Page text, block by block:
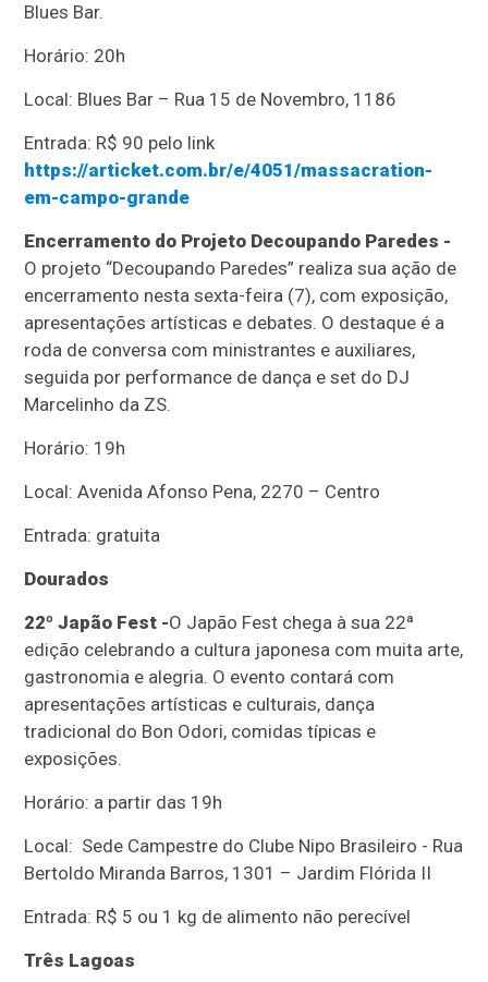
Blues Bar.
Horário: 20h
Local: Blues Bar – Rua 15 de Novembro, 1186
Entrada: R$ 90 pelo link
https://articket.com.br/e/4051/massacration-
em-campo-grande
Encerramento do Projeto Decoupando Paredes -
O projeto “Decoupando Paredes” realiza sua ação de
encerramento nesta sexta-feira (7), com exposição,
apresentações artísticas e debates. O destaque é a
roda de conversa com ministrantes e auxiliares,
seguida por performance de dança e set do DJ
Marcelinho da ZS.
Horário: 19h
Local: Avenida Afonso Pena, 2270 – Centro
Entrada: gratuita
Dourados
22º Japão Fest -O Japão Fest chega à sua 22ª
edição celebrando a cultura japonesa com muita arte,
gastronomia e alegria. O evento contará com
apresentações artísticas e culturais, dança
tradicional do Bon Odori, comidas típicas e
exposições.
Horário: a partir das 19h
Local: Sede Campestre do Clube Nipo Brasileiro - Rua
Bertoldo Miranda Barros, 1301 – Jardim Flórida II
Entrada: R$ 5 ou 1 kg de alimento não perecível
Três Lagoas